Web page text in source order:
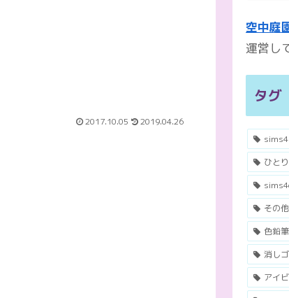
2017.10.05 2019.04.26
空中庭
運営し
タグ
ひと
その他
色鉛
消し
アイ